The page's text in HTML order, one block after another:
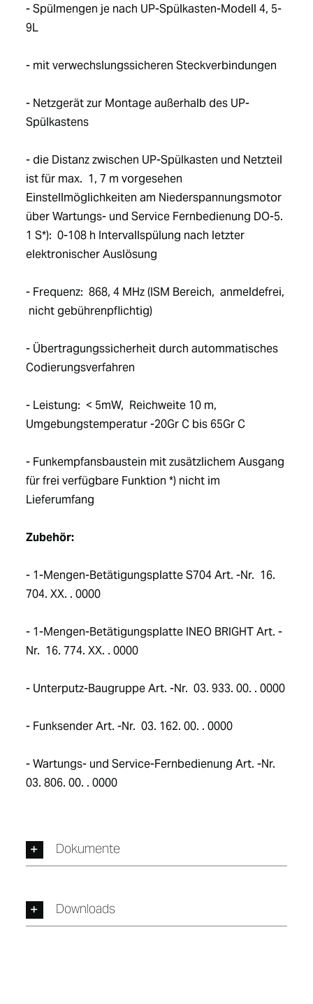
- Spülmengen je nach UP-Spülkasten-Modell 4, 5-
9L
- mit verwechslungssicheren Steckverbindungen
- Netzgerät zur Montage außerhalb des UP-
Spülkastens
- die Distanz zwischen UP-Spülkasten und Netzteil
ist für max.  1, 7 m vorgesehen
Einstellmöglichkeiten am Niederspannungsmotor
über Wartungs- und Service Fernbedienung DO-5.
1 S*):  0-108 h Intervallspülung nach letzter
elektronischer Auslösung
- Frequenz:  868, 4 MHz (ISM Bereich,  anmeldefrei,
nicht gebührenpflichtig)
- Übertragungssicherheit durch autommatisches
Codierungsverfahren
- Leistung:  < 5mW,  Reichweite 10 m,
Umgebungstemperatur -20Gr C bis 65Gr C
- Funkempfansbaustein mit zusätzlichem Ausgang
für frei verfügbare Funktion *) nicht im
Lieferumfang
Zubehör:
- 1-Mengen-Betätigungsplatte S704 Art. -Nr.  16.
704. XX. . 0000
- 1-Mengen-Betätigungsplatte INEO BRIGHT Art. -
Nr.  16. 774. XX. . 0000
- Unterputz-Baugruppe Art. -Nr.  03. 933. 00. . 0000
- Funksender Art. -Nr.  03. 162. 00. . 0000
- Wartungs- und Service-Fernbedienung Art. -Nr.
03. 806. 00. . 0000
Dokumente
Downloads